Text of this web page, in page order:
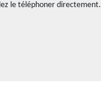
le téléphoner directement.